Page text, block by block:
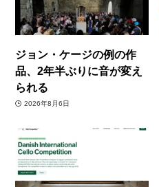
ジョン・ケージの例の作
品、2年半ぶりに音が変え
られる
2026年8月6日